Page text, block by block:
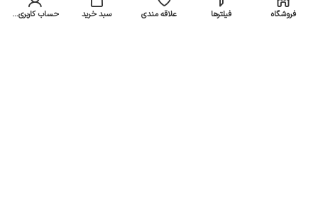
فروشگاه فیلترها علاقه مندی سبد خرید حساب کاربری من